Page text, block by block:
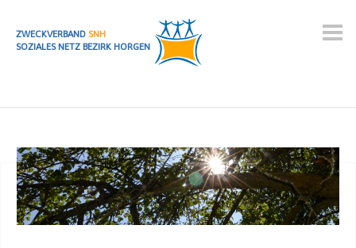
ZWECKVERBAND SNH
SOZIALES NETZ BEZIRK HORGEN